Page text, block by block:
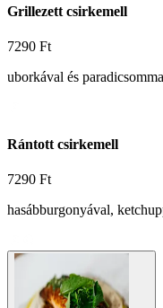
Grillezett csirkemell
7290 Ft
uborkával és
Rántott csirkemell
7290 Ft
hasábburgonyával,